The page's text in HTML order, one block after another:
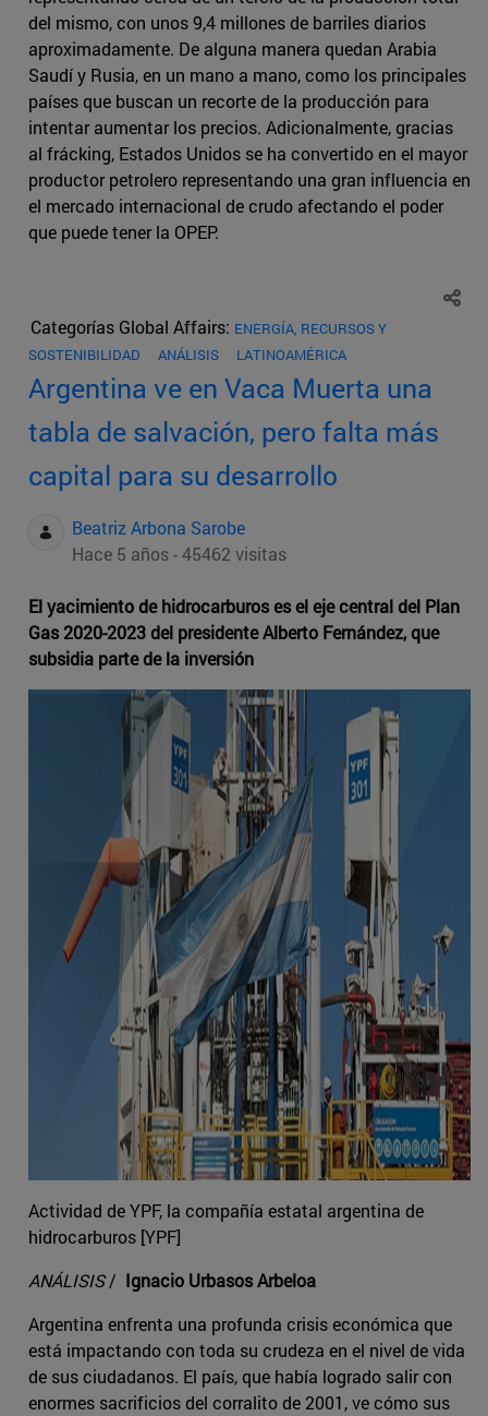
del mismo, con unos 9,4 millones de barriles diarios
aproximadamente. De alguna manera quedan Arabia
Saudí y Rusia, en un mano a mano, como los principales
países que buscan un recorte de la producción para
intentar aumentar los precios. Adicionalmente, gracias
al frácking, Estados Unidos se ha convertido en el mayor
productor petrolero representando una gran influencia en
el mercado internacional de crudo afectando el poder
que puede tener la OPEP.
Categorías Global Affairs: ENERGÍA, RECURSOS Y
SOSTENIBILIDAD
ANÁLISIS LATINOAMÉRICA
Argentina ve en Vaca Muerta una
tabla de salvación, pero falta más
capital para su desarrollo
Beatriz Arbona Sarobe
Hace 5 años - 45462 visitas
El yacimiento de hidrocarburos es el eje central del Plan
Gas 2020-2023 del presidente Alberto Fernández, que
subsidia parte de la inversión
Actividad de YPF, la compañía estatal argentina de
hidrocarburos [YPF]
ANÁLISIS/ Ignacio Urbasos Arbeloa
Argentina enfrenta una profunda crisis económica que
está impactando con toda su crudeza en el nivel de vida
de sus ciudadanos. El país, que había logrado salir con
enormes sacrificios del corralito de 2001, ve cómo sus